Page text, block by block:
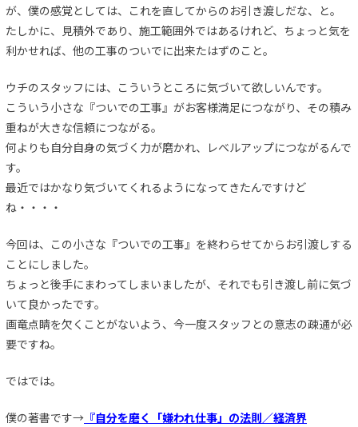
が、僕の感覚としては、これを直してからのお引き渡しだな、と。
たしかに、見積外であり、施工範囲外ではあるけれど、ちょっと気を
利かせれば、他の工事のついでに出来たはずのこと。
ウチのスタッフには、こういうところに気づいて欲しいんです。
こういう小さな『ついでの工事』がお客様満足につながり、その積み
重ねが大きな信頼につながる。
何よりも自分自身の気づく力が磨かれ、レベルアップにつながるんで
す。
最近ではかなり気づいてくれるようになってきたんですけど
ね・・・・
今回は、この小さな『ついでの工事』を終わらせてからお引渡しする
ことにしました。
ちょっと後手にまわってしまいましたが、それでも引き渡し前に気づ
いて良かったです。
画竜点睛を欠くことがないよう、今一度スタッフとの意志の疎通が必
要ですね。
ではでは。
僕の著書です→ 『自分を磨く「嫌われ仕事」の法則／経済界